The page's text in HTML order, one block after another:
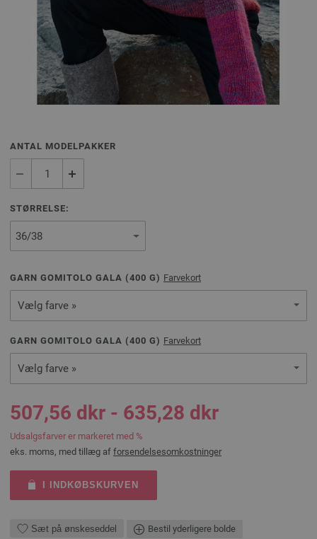
ANTAL MODELPAKKER
STØRRELSE:
GARN GOMITOLO GALA (400 G) Farvekort
Vælg farve »
GARN GOMITOLO GALA (400 G) Farvekort
Vælg farve »
507,56 dkr - 635,28 dkr
Udsalgsfarver er markeret med %
eks. moms, med tillæg af forsendelsesomkostninger
I INDKØBSKURVEN
Sæt på ønskeseddel Bestil yderligere bolde